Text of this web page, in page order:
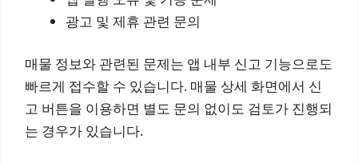
광고 및 제휴 관련 문의
매물 정보와 관련된 문제는 앱 내부 신고 기능으로도
빠르게 접수할 수 있습니다. 매물 상세 화면에서 신
고 버튼을 이용하면 별도 문의 없이도 검토가 진행되
는 경우가 있습니다.